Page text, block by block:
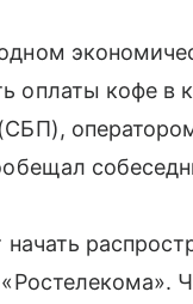
оплаты кофе